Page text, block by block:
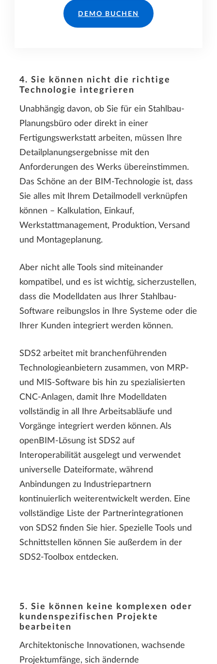
DEMO BUCHEN
4. Sie können nicht die richtige
Technologie integrieren
Unabhängig davon, ob Sie für ein Stahlbau-
Planungsbüro oder direkt in einer
Fertigungswerkstatt arbeiten, müssen Ihre
Detailplanungsergebnisse mit den
Anforderungen des Werks übereinstimmen.
Das Schöne an der BIM-Technologie ist, dass
Sie alles mit Ihrem Detailmodell verknüpfen
können – Kalkulation, Einkauf,
Werkstattmanagement, Produktion, Versand
und Montageplanung.
Aber nicht alle Tools sind miteinander
kompatibel, und es ist wichtig, sicherzustellen,
dass die Modelldaten aus Ihrer Stahlbau-
Software reibungslos in Ihre Systeme oder die
Ihrer Kunden integriert werden können.
SDS2 arbeitet mit branchenführenden
Technologieanbietern zusammen, von MRP-
und MIS-Software bis hin zu spezialisierten
CNC-Anlagen, damit Ihre Modelldaten
vollständig in all Ihre Arbeitsabläufe und
Vorgänge integriert werden können. Als
openBIM-Lösung ist SDS2 auf
Interoperabilität ausgelegt und verwendet
universelle Dateiformate, während
Anbindungen zu Industriepartnern
kontinuierlich weiterentwickelt werden. Eine
vollständige Liste der Partnerintegrationen
von SDS2 finden Sie hier. Spezielle Tools und
Schnittstellen können Sie außerdem in der
SDS2-Toolbox entdecken.
5. Sie können keine komplexen oder
kundenspezifischen Projekte
bearbeiten
Architektonische Innovationen, wachsende
Projektumfänge, sich ändernde